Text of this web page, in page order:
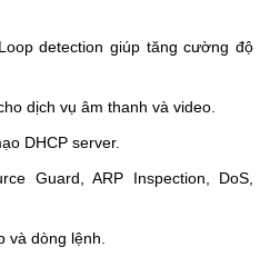
detection giúp tăng cường độ
dịch vụ âm thanh và video.
DHCP server.
Guard, ARP Inspection, DoS,
và dòng lệnh.